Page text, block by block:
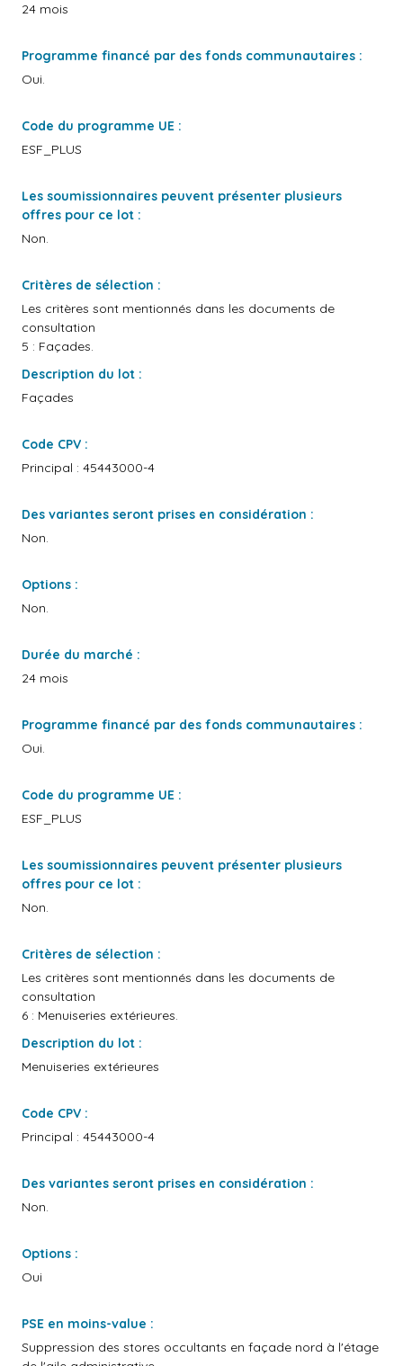
24 mois
Programme financé par des fonds communautaires :
Oui.
Code du programme UE :
ESF_PLUS
Les soumissionnaires peuvent présenter plusieurs
offres pour ce lot :
Non.
Critères de sélection :
Les critères sont mentionnés dans les documents de
consultation
5 : Façades.
Description du lot :
Façades
Code CPV :
Principal : 45443000-4
Des variantes seront prises en considération :
Non.
Options :
Non.
Durée du marché :
24 mois
Programme financé par des fonds communautaires :
Oui.
Code du programme UE :
ESF_PLUS
Les soumissionnaires peuvent présenter plusieurs
offres pour ce lot :
Non.
Critères de sélection :
Les critères sont mentionnés dans les documents de
consultation
6 : Menuiseries extérieures.
Description du lot :
Menuiseries extérieures
Code CPV :
Principal : 45443000-4
Des variantes seront prises en considération :
Non.
Options :
Oui
PSE en moins-value :
Suppression des stores occultants en façade nord à l'étage